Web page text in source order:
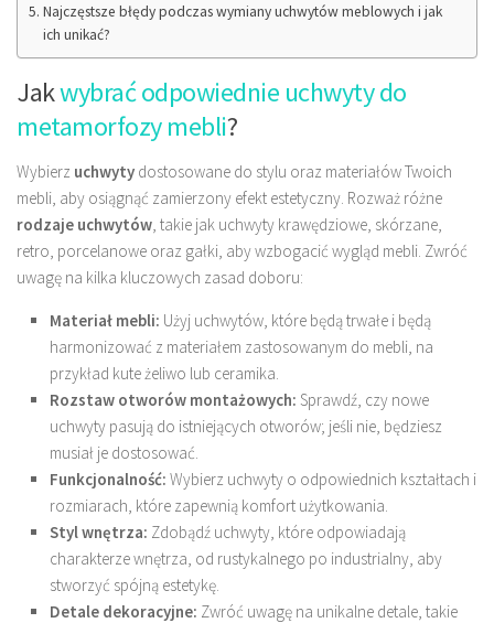
Najczęstsze błędy podczas wymiany uchwytów meblowych i jak
ich unikać?
Jakwybrać odpowiednie uchwyty do
metamorfozy mebli?
Wybierz uchwyty dostosowane do stylu oraz materiałów Twoich
mebli, aby osiągnąć zamierzony efekt estetyczny. Rozważ różne
rodzaje uchwytów , takie jak uchwyty krawędziowe, skórzane,
retro, porcelanowe oraz gałki, aby wzbogacić wygląd mebli. Zwróć
uwagę na kilka kluczowych zasad doboru:
Materiał mebli: Użyj uchwytów, które będą trwałe i będą
harmonizować z materiałem zastosowanym do mebli, na
przykład kute żeliwo lub ceramika.
Rozstaw otworów montażowych: Sprawdź, czy nowe
uchwyty pasują do istniejących otworów; jeśli nie, będziesz
musiał je dostosować.
Funkcjonalność: Wybierz uchwyty o odpowiednich kształtach i
rozmiarach, które zapewnią komfort użytkowania.
Styl wnętrza: Zdobądź uchwyty, które odpowiadają
charakterze wnętrza, od rustykalnego po industrialny, aby
stworzyć spójną estetykę.
Detale dekoracyjne: Zwróć uwagę na unikalne detale, takie